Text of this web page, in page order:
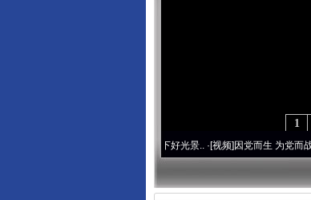
1
使命 奋进复兴征程丨宝塔山下好光景..·[视频]因党而生 为党而战——百